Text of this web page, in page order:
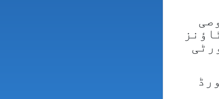
کیے گئے ہیں، پرچوں کی بروقت ترسیل کیلئے شہر کے 18 ٹاؤنز